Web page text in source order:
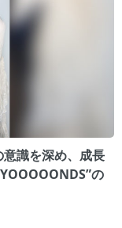
識を深め、成長
の